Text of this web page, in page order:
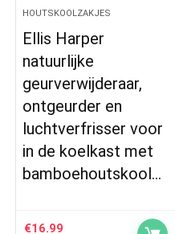
HOUTSKOOLZAKJES
Ellis Harper
natuurlijke
geurverwijderaar,
ontgeurder en
luchtverfrisser voor
in de koelkast met
bamboehoutskool…
€16.99